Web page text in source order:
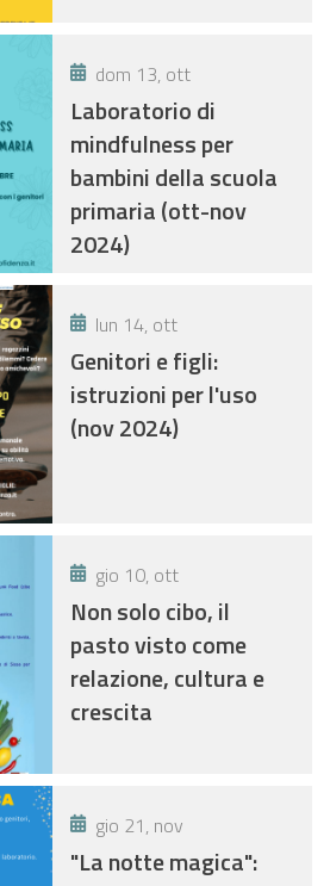
dom 13, ott
Laboratorio di
mindfulness per
bambini della scuola
primaria (ott-nov
2024)
lun 14, ott
Genitori e figli:
istruzioni per l'uso
(nov 2024)
gio 10, ott
Non solo cibo, il
pasto visto come
relazione, cultura e
crescita
gio 21, nov
"La notte magica":